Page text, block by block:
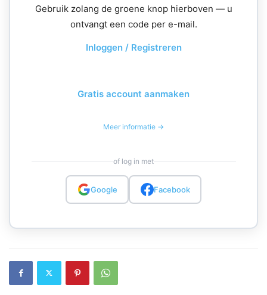
Gebruik zolang de groene knop hierboven — u
ontvangt een code per e-mail.
Inloggen / Registreren
Gratis account aanmaken
Meer informatie →
of log in met
Google Facebook